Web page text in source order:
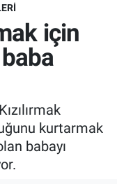
için
baba
kurtarmak
babayı